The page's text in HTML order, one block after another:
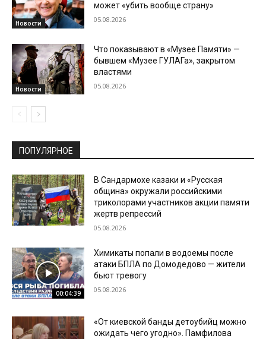
Новости
может «убить вообще страну»
05.08.2026
Новости
Что показывают в «Музее Памяти» —
бывшем «Музее ГУЛАГа», закрытом
властями
05.08.2026
ПОПУЛЯРНОЕ
В Сандармохе казаки и «Русская
община» окружали российскими
триколорами участников акции памяти
жертв репрессий
05.08.2026
00:04:39
Химикаты попали в водоемы после
атаки БПЛА по Домодедово — жители
бьют тревогу
05.08.2026
«От киевской банды детоубийц можно
ожидать чего угодно». Памфилова